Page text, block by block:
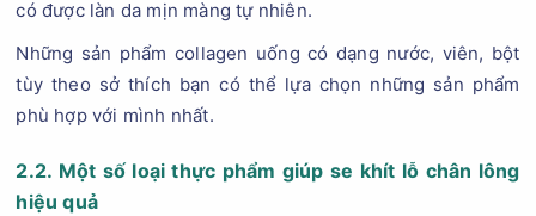
có được làn da mịn màng tự nhiên.
Những sản phẩm collagen uống có dạng nước, viên, bột
tùy theo sở thích bạn có thể lựa chọn những sản phẩm
phù hợp với mình nhất.
2.2. Một số loại thực phẩm giúp se khít lỗ chân lông
hiệu quả